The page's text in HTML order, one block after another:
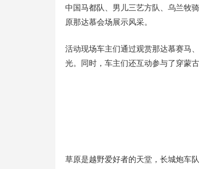
中国马都队、男儿三艺方队、乌兰牧
原那达慕会场展示风采。
活动现场车主们通过观赏那达慕赛马
光。同时，车主们还互动参与了穿蒙
草原是越野爱好者的天堂，长城炮车